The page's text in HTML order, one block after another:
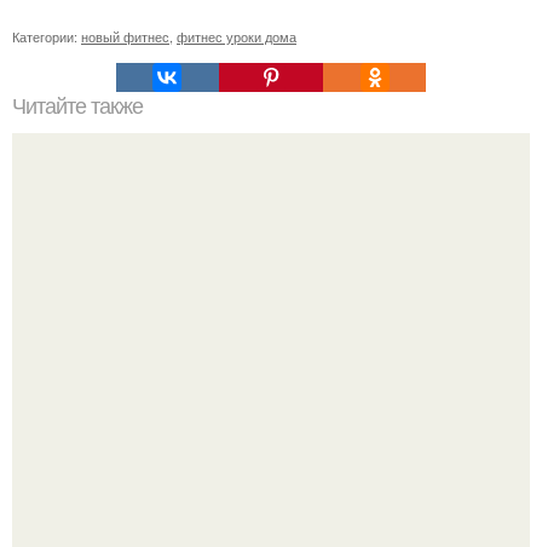
Категории: новый фитнес фитнес уроки дома
Читайте также